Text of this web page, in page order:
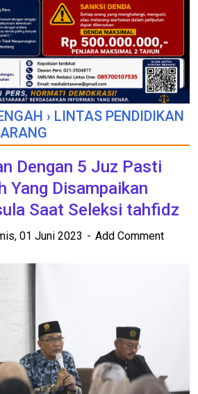
› LINTAS PENDIDIKAN
Dengan 5 Juz Pasti
Yang Disampaikan
Saat Seleksi tahfidz
01 Juni 2023 Add Comment